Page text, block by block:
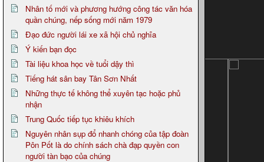
Nhân tố mới và phương hướng công tác văn hóa
quần chúng, nếp sống mới năm 1979
Đạo đức người lái xe xã hội chủ nghĩa
Ý kiến bạn đọc
Tài liệu khoa học về tuổi dậy thì
Tiếng hát sân bay Tân Sơn Nhất
Những thực tế không thể xuyên tạc hoặc phủ
nhận
Trung Quốc tiếp tục khiêu khích
Nguyên nhân sụp đổ nhanh chóng của tập đoàn
Pôn Pốt là do chính sách chà đạp quyền con
người tàn bạo của chúng